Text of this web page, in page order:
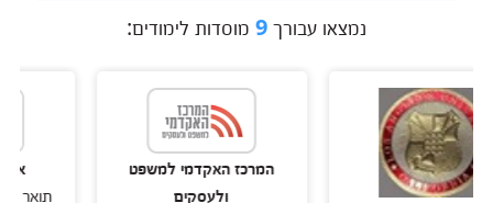
נמצאו עבורך9 מוסדות לימודים:
המרכז האקדמי למשפט
ולעסקים
תואר ראשון